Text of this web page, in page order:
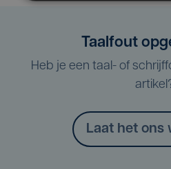
Taalfout
Heb je een taal- of
Laat het ons